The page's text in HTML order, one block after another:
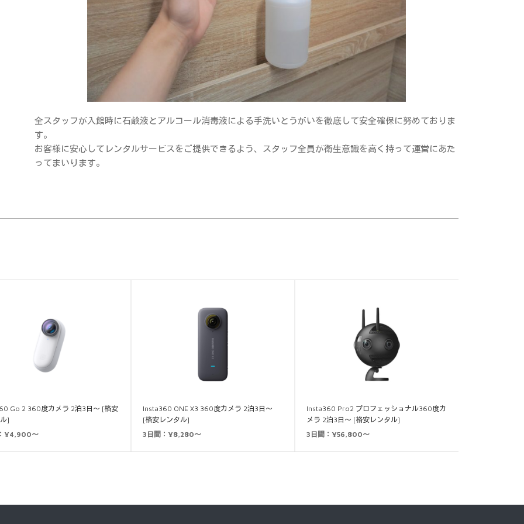
全スタッフが入館時に石鹸液とアルコール消毒液による手洗いとうがいを徹底して安全確保に努めておりま
す。
お客様に安心してレンタルサービスをご提供できるよう、スタッフ全員が衛生意識を高く持って運営にあた
ってまいります。
Go 2 360度カメラ 2泊3日～ [格安
]
¥4,900～
Insta360 ONE X3 360度カメラ 2泊3日～
[格安レンタル]
3日間：¥8,280～
Insta360 Pro2 プロフェッショナル360度カ
メラ 2泊3日～ [格安レンタル]
3日間：¥56,800～